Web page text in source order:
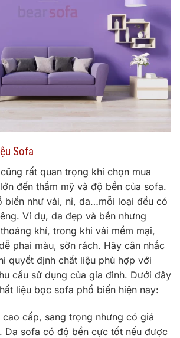
Sofa
rất quan trọng khi chọn mua
đến thẩm mỹ và độ bền của sofa.
biến như vải, nỉ, da…mỗi loại đều có
Ví dụ, da đẹp và bền nhưng
khí, trong khi vải mềm mại,
phai màu, sờn rách. Hãy cân nhắc
quyết định chất liệu phù hợp với
cầu sử dụng của gia đình. Dưới đây
liệu bọc sofa phổ biến hiện nay:
cao cấp, sang trọng nhưng có giá
Da sofa có độ bền cực tốt nếu được